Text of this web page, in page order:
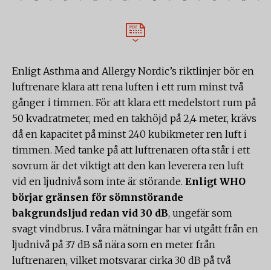
Enligt Asthma and Allergy Nordic’s riktlinjer bör en
luftrenare klara att rena luften i ett rum minst två
gånger i timmen. För att klara ett medelstort rum på
50 kvadratmeter, med en takhöjd på 2,4 meter, krävs
då en kapacitet på minst 240 kubikmeter ren luft i
timmen. Med tanke på att luftrenaren ofta står i ett
sovrum är det viktigt att den kan leverera ren luft
vid en ljudnivå som inte är störande. Enligt WHO
börjar gränsen för sömnstörande
bakgrundsljud redan vid 30 dB, ungefär som
svagt vindbrus. I våra mätningar har vi utgått från en
ljudnivå på 37 dB så nära som en meter från
luftrenaren, vilket motsvarar cirka 30 dB på två